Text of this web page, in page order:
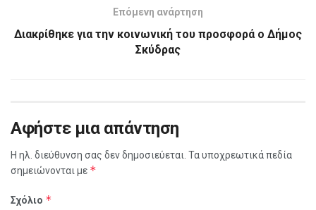
Επόμενη ανάρτηση
Διακρίθηκε για την κοινωνική του προσφορά ο Δήμος
Σκύδρας
Αφήστε μια απάντηση
Η ηλ. διεύθυνση σας δεν δημοσιεύεται. Τα υποχρεωτικά πεδία
σημειώνονται με *
Σχόλιο *